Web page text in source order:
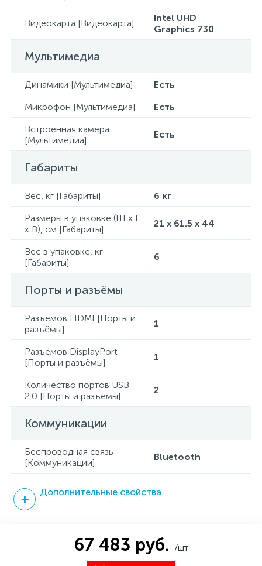
Видеокарта [Видеокарта]
Intel UHD
Graphics 730
Мультимедиа
Динамики [Мультимедиа]
Есть
Микрофон [Мультимедиа]
Есть
Встроенная камера
[Мультимедиа]
Есть
Габариты
Вес, кг [Габариты]
6 кг
Размеры в упаковке (Ш x Г
x В), см [Габариты]
21 x 61.5 x 44
Вес в упаковке, кг
[Габариты]
6
Порты и разъёмы
Разъёмов HDMI [Порты и
разъёмы]
1
Разъёмов DisplayPort
[Порты и разъёмы]
1
Количество портов USB
2.0 [Порты и разъёмы]
2
Коммуникации
Беспроводная связь
[Коммуникации]
Bluetooth
Дополнительные свойства
67 483 руб. /шт